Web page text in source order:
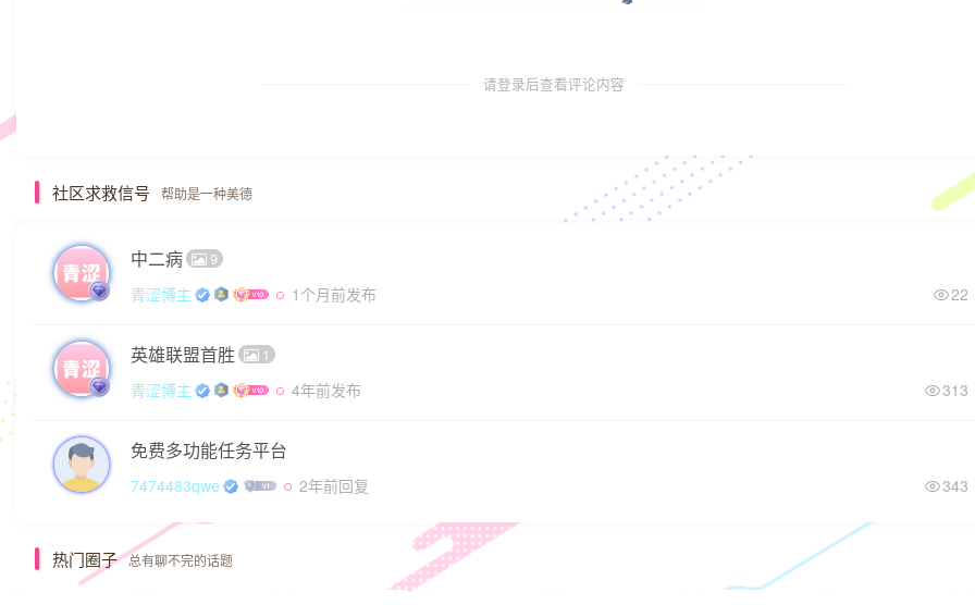
请登录后查看评论内容
社区求救信号 帮助是一种美德
中二病 9
青涩博主 1个月前发布 22
英雄联盟首胜 1
青涩博主 4年前发布 313
免费多功能任务平台
7474483qwe 2年前回复 343
热门圈子 总有聊不完的话题